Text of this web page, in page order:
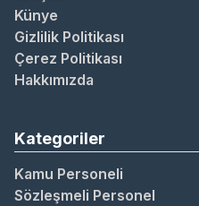
Künye
Gizlilik Politikası
Çerez Politikası
Hakkımızda
Kategoriler
Kamu Personeli
Sözleşmeli Personel